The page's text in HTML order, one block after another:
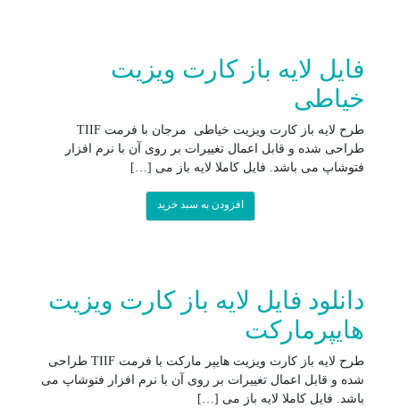
فایل لایه باز کارت ویزیت
خیاطی
طرح لایه باز کارت ویزیت خیاطی مرجان با فرمت TIIF
طراحی شده و قابل اعمال تغییرات بر روی آن با نرم افزار
فتوشاپ می باشد. فایل کاملا لایه باز می […]
افزودن به سبد خرید
دانلود فایل لایه باز کارت ویزیت
هایپرمارکت
طرح لایه باز کارت ویزیت هایپر مارکت با فرمت TIIF طراحی
شده و قابل اعمال تغییرات بر روی آن با نرم افزار فتوشاپ می
باشد. فایل کاملا لایه باز می […]